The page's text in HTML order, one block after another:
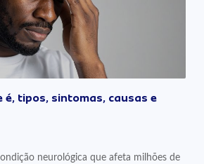
é, tipos, sintomas, causas e
neurológica que afeta milhões de